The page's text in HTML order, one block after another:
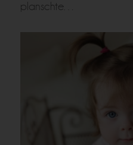
planschte…